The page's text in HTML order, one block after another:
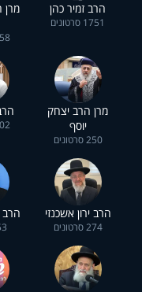
הרב זמיר כהן
1751 סרטונים
מרן
158
מרן הרב יצחק
יוסף
250 סרטונים
502
הרב ירון אשכנזי
274 סרטונים
הרב
53